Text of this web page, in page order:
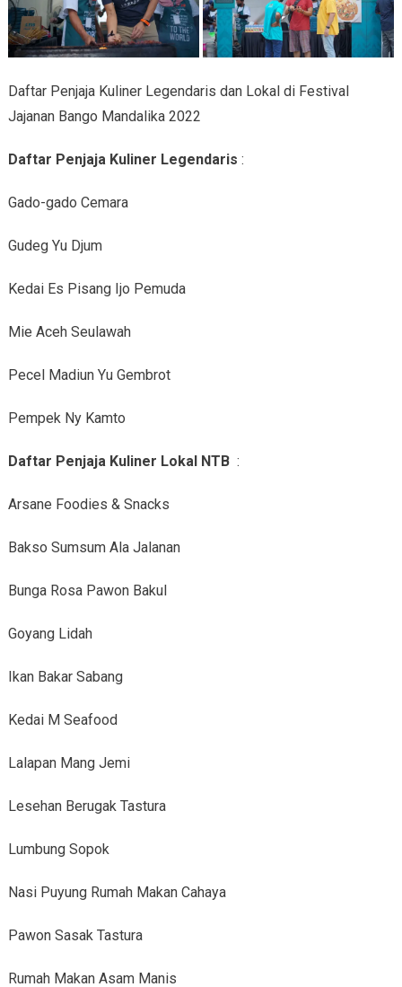
Daftar Penjaja Kuliner Legendaris dan Lokal di Festival
Jajanan Bango Mandalika 2022
Daftar Penjaja Kuliner Legendaris :
Gado-gado Cemara
Gudeg Yu Djum
Kedai Es Pisang Ijo Pemuda
Mie Aceh Seulawah
Pecel Madiun Yu Gembrot
Pempek Ny Kamto
Daftar Penjaja Kuliner Lokal NTB:
Arsane Foodies & Snacks
Bakso Sumsum Ala Jalanan
Bunga Rosa Pawon Bakul
Goyang Lidah
Ikan Bakar Sabang
Kedai M Seafood
Lalapan Mang Jemi
Lesehan Berugak Tastura
Lumbung Sopok
Nasi Puyung Rumah Makan Cahaya
Pawon Sasak Tastura
Rumah Makan Asam Manis